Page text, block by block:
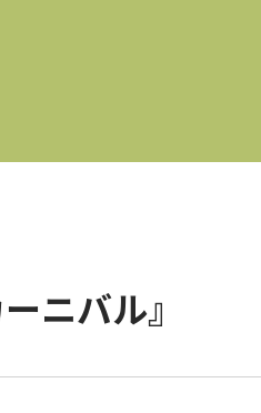
ニバル』